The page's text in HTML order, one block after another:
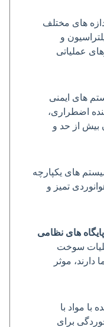
های مختلف
و
عملیاتی
های ایمنی
اضطراری،
از حد و
های یکپارچه
تمیز و
های نظامی
سوخت
موثر
با مواد با
برای